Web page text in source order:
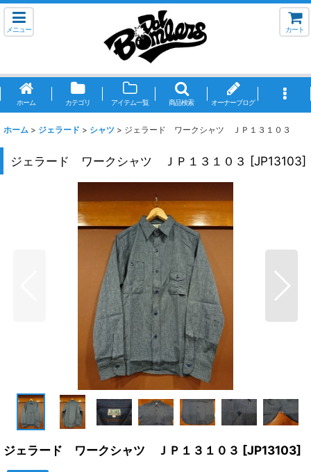
メニュー カート
ホーム カテゴリ アイテム一覧 商品検索 オーナーブログ
ホーム > ジェラード > シャツ > ジェラード ワークシャツ ＪＰ１３１０３
ジェラード ワークシャツ ＪＰ１３１０３ [JP13103]
ジェラード ワークシャツ ＪＰ１３１０３ [JP13103]